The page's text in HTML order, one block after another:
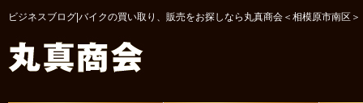
ビジネスブログ|バイクの買い取り、販売をお探しなら丸真商会＜相模原市南区＞